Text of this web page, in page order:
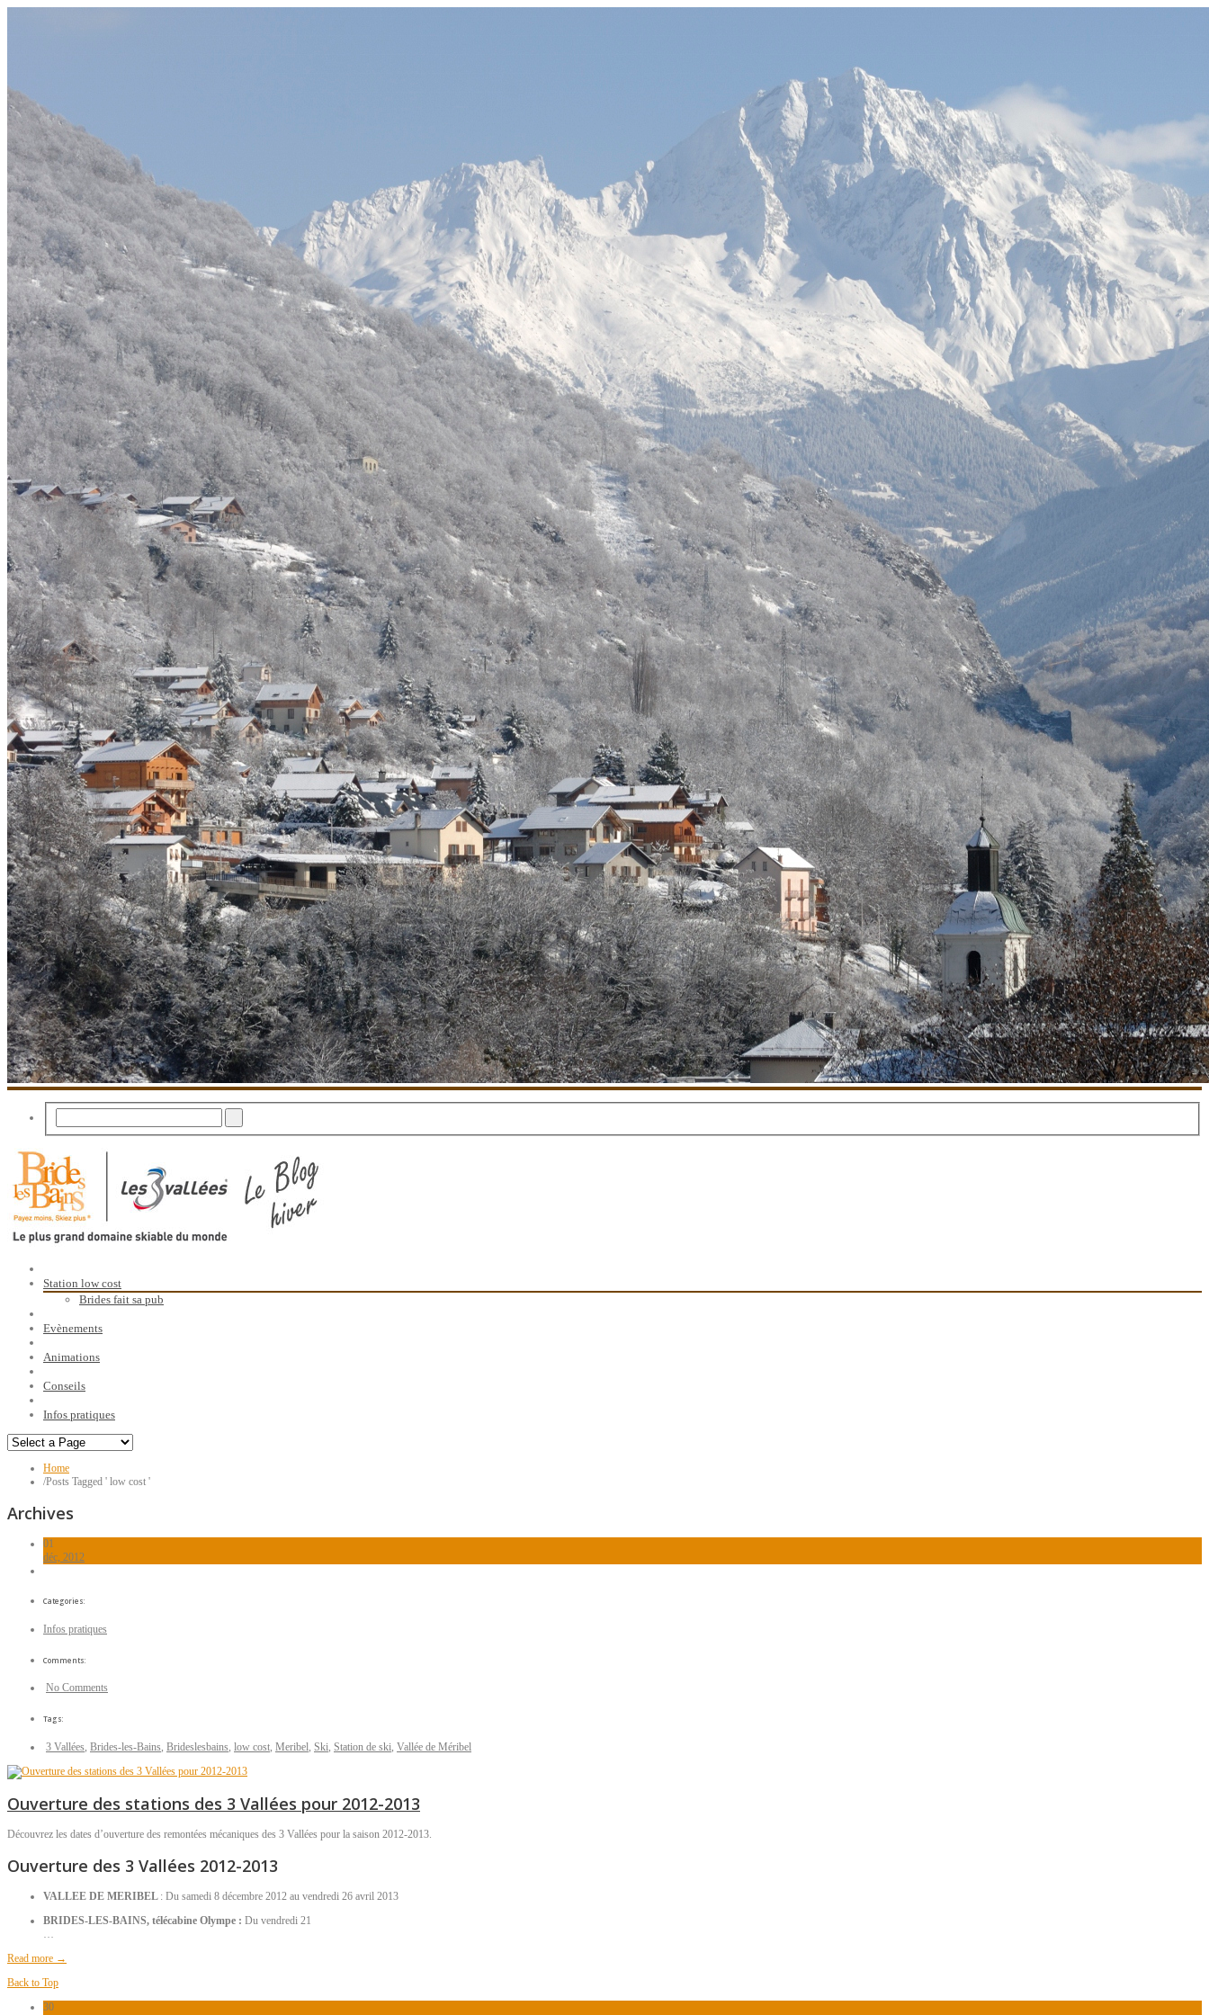
Station low cost
Brides fait sa pub
Evènements
Animations
Conseils
Infos pratiques
Home
/Posts Tagged ' low cost '
Archives
01
déc, 2012
Categories:
Infos pratiques
Comments:
No Comments
Tags:
3 Vallées, Brides-les-Bains, Brideslesbains, low cost, Meribel, Ski, Station de ski, Vallée de Méribel
Ouverture des stations des 3 Vallées pour 2012-2013
Découvrez les dates d’ouverture des remontées mécaniques des 3 Vallées pour la saison 2012-2013.
Ouverture des 3 Vallées 2012-2013
VALLEE DE MERIBEL : Du samedi 8 décembre 2012 au vendredi 26 avril 2013
BRIDES-LES-BAINS, télécabine Olympe : Du vendredi 21
Read more →
Back to Top
30